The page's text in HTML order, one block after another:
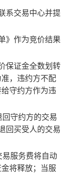
系交易中心并提
》作为竞价结果
保证金全数划转
，违约方不配
守约方作为违
守约方的交易
回买受人的交易
服务费将自动
将释放；当服